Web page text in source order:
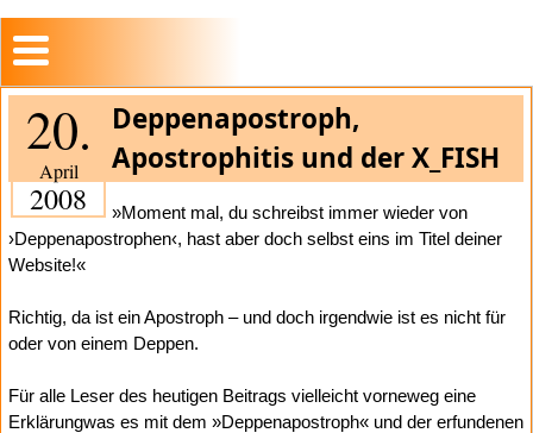
20.
April
2008
Deppenapostroph,
Apostrophitis und der X_FISH
»Moment mal, du schreibst immer wieder von
›Deppenapostrophen‹, hast aber doch selbst eins im Titel deiner
Website!«
Richtig, da ist ein Apostroph – und doch irgendwie ist es nicht für
oder von einem Deppen.
Für alle Leser des heutigen Beitrags vielleicht vorneweg eine
Erklärungwas es mit dem »Deppenapostroph« und der erfundenen